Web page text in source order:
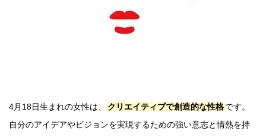
4月18日生まれの女性は、 クリエイティブで創造的な性格です。
自分のアイデアやビジョンを実現するための強い意志と情熱を持